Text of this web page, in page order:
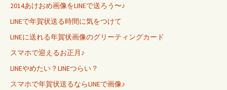
2014あけおめ画像をLINEで送ろう〜♪
LINEで年賀状送る時間に気をつけて
LINEに送れる年賀状画像のグリーティングカード
スマホで迎えるお正月♪
LINEやめたい？LINEつらい？
スマホで年賀状送るならLINEで画像♪